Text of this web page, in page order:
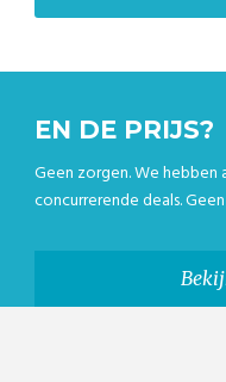
EN DE PRIJS?
Geen zorgen. We
concurrerende deals.